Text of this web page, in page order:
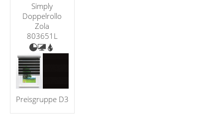
Simply
Doppelrollo
Zola
803651L
Preisgruppe D3